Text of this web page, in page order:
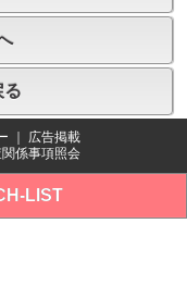
る
広告掲載
係事項照会
LIST